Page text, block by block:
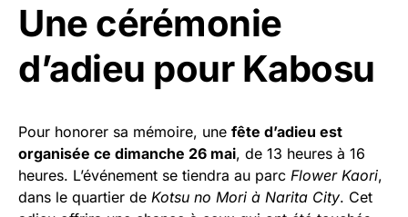
Une cérémonie
d’adieu pour Kabosu
Pour honorer sa mémoire, une fête d’adieu est
organisée ce dimanche 26 mai, de 13 heures à 16
heures. L’événement se tiendra au parc Flower Kaori,
dans le quartier de Kotsu no Mori à Narita City. Cet